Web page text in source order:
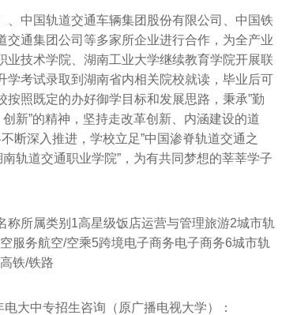
中国轨道交通车辆集团股份有限公司、中国铁
通集团公司等多家所企业进行合作，为全产业
技术学院、湖南工业大学继续教育学院开展联
考试录取到湖南省内相关院校就读，毕业后可
照既定的办好御学目标和发展思路，秉承”勤
新”的精神，坚持走改革创新、内涵建设的道
断深入推进，学校立足”中国渗脊轨道交通之
轨道交通职业学院”，为有共同梦想的莘莘学子
所属类别1高星级饭店运营与管理旅游2城市轨
服务航空/空乘5跨境电子商务电子商务6城市轨
铁/铁路
大中专招生咨询（原广播电视大学）：